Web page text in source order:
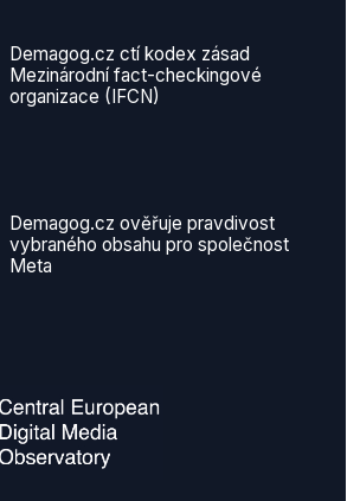
Demagog.cz ctí kodex zásad
Mezinárodní fact-checkingové
organizace (IFCN)
Demagog.cz ověřuje pravdivost
vybraného obsahu pro společnost
Meta